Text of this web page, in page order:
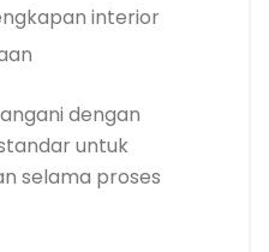
interior
dengan
untuk
selama proses